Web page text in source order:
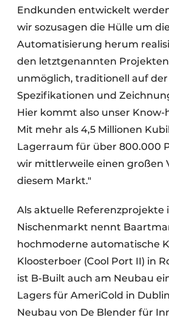
Endkunden entwickelt
wir sozusagen die Hülle um die
Automatisierung herum
den letztgenannten Projekten
unmöglich, traditionell auf
Spezifikationen und
Hier kommt also unser Know-
Mit mehr als 4,5 Millionen
Lagerraum für über 800.000
wir mittlerweile einen großen
diesem Markt."
Als aktuelle Referenzprojekte
Nischenmarkt nennt
hochmoderne automatische
Kloosterboer (Cool Port II) in
ist B-Built auch am Neubau
Lagers für AmeriCold in
Neubau von De Blender für